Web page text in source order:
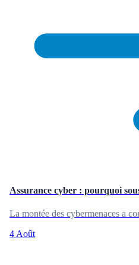
Assurance cyber : pourquoi
La montée des cybermenaces a
4 Août